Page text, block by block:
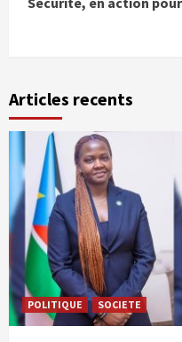
Articles recents
POLITIQUE SOCIETE